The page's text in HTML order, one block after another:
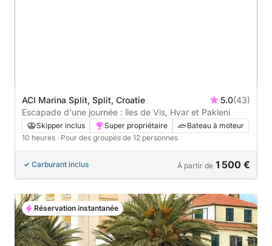
ACI Marina Split, Split, Croatie 5.0(43)
Escapade d'une journée : îles de Vis, Hvar et Pakleni
Skipper inclus Super propriétaire
Bateau à moteur
10 heures · Pour des groupes de 12 personnes
Carburant inclus À partir de 1 500 €
Réservation instantanée